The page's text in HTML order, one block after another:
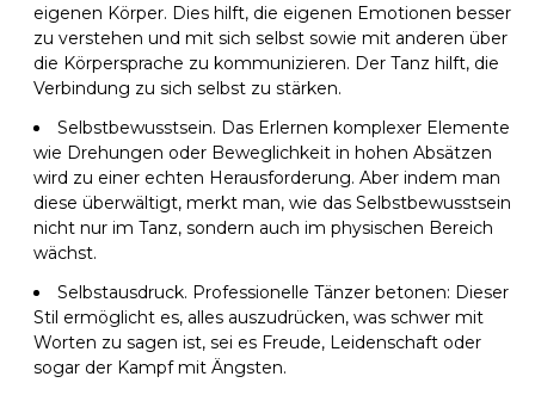
eigenen Körper. Dies hilft, die eigenen Emotionen besser
zu verstehen und mit sich selbst sowie mit anderen über
die Körpersprache zu kommunizieren. Der Tanz hilft, die
Verbindung zu sich selbst zu stärken.
Selbstbewusstsein. Das Erlernen komplexer Elemente
wie Drehungen oder Beweglichkeit in hohen Absätzen
wird zu einer echten Herausforderung. Aber indem man
diese überwältigt, merkt man, wie das Selbstbewusstsein
nicht nur im Tanz, sondern auch im physischen Bereich
wächst.
Selbstausdruck. Professionelle Tänzer betonen: Dieser
Stil ermöglicht es, alles auszudrücken, was schwer mit
Worten zu sagen ist, sei es Freude, Leidenschaft oder
sogar der Kampf mit Ängsten.